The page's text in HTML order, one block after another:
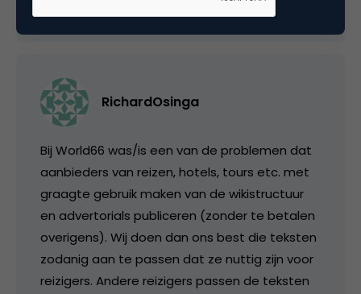
RichardOsinga
Bij World66 was/is een van de problemen dat
aanbieders van reizen, hotels, tours etc. met
graagte gebruik maken van de wikistructuur
en advertorials publiceren (zonder te betalen
overigens). Wij doen dan ons best die teksten
zodanig aan te passen dat ze nuttig zijn voor
reizigers. Andere reizigers passen de teksten